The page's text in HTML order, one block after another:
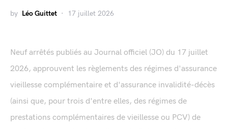
by Léo Guittet 17 juillet 2026
Neuf arrêtés publiés au Journal officiel (JO) du 17 juillet
2026, approuvent les règlements des régimes d'assurance
vieillesse complémentaire et d'assurance invalidité-décès
(ainsi que, pour trois d'entre elles, des régimes de
prestations complémentaires de vieillesse ou PCV) de